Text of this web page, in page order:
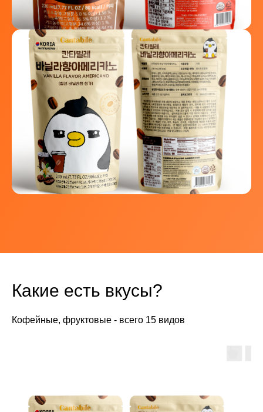
Какие есть вкусы?
Кофейные, фруктовые - всего 15 видов